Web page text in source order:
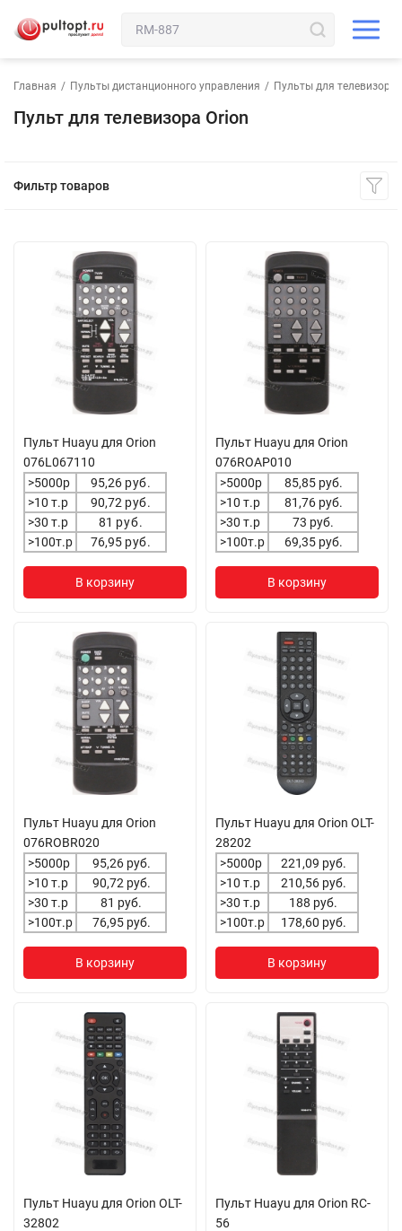
Главная / Пульты дистанционного управления / Пульты для телевизора
Пульт для телевизора Orion
Фильтр товаров
Пульт Huayu для Orion
076L067110
>5000р
95,26 руб.
>10 т.р
90,72 руб.
>30 т.р
81 руб.
>100т.р
76,95 руб.
В корзину
Пульт Huayu для Orion
076ROAP010
>5000р
85,85 руб.
>10 т.р
81,76 руб.
>30 т.р
73 руб.
>100т.р
69,35 руб.
В корзину
Пульт Huayu для Orion
076ROBR020
>5000р
95,26 руб.
>10 т.р
90,72 руб.
>30 т.р
81 руб.
>100т.р
76,95 руб.
В корзину
Пульт Huayu для Orion OLT-
28202
>5000р
221,09 руб.
>10 т.р
210,56 руб.
>30 т.р
188 руб.
>100т.р
178,60 руб.
В корзину
Пульт Huayu для Orion OLT-
32802
Пульт Huayu для Orion RC-
56